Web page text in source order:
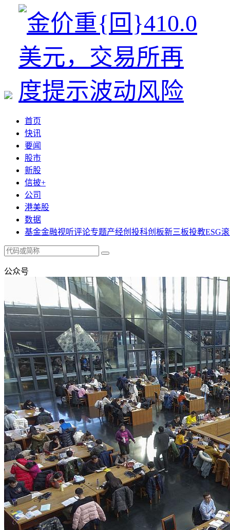
首页
快讯
要闻
股市
新股
信披+
公司
港美股
数据
基金金融视听评论专题产经创投科创板新三板投教ESG
公众号